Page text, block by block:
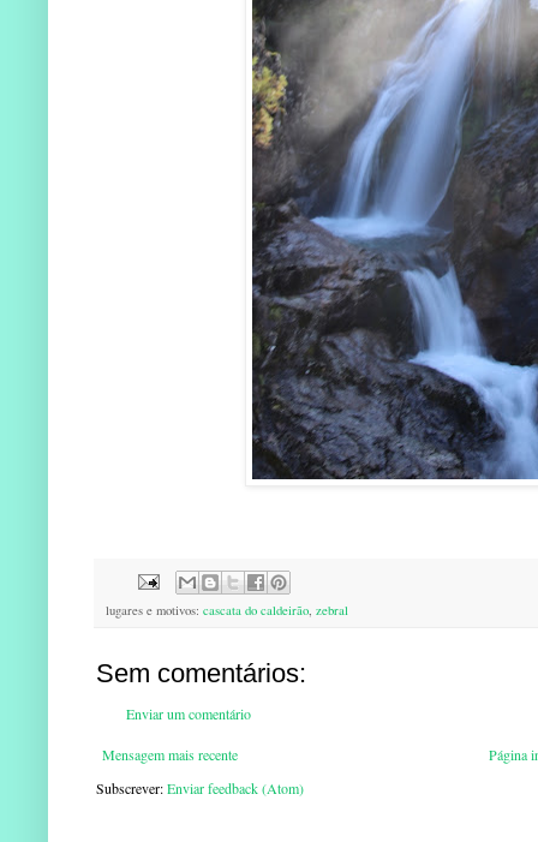
lugares e motivos: cascata do caldeirão, zebral
Sem comentários:
Enviar um comentário
Mensagem mais recente
Página
Subscrever:Enviar feedback (Atom)